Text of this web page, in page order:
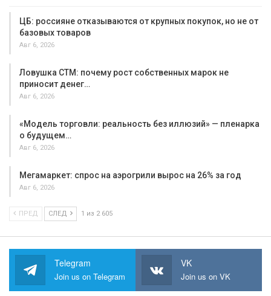
ЦБ: россияне отказываются от крупных покупок, но не от
базовых товаров
Авг 6, 2026
Ловушка СТМ: почему рост собственных марок не
приносит денег…
Авг 6, 2026
«Модель торговли: реальность без иллюзий» — пленарка
о будущем…
Авг 6, 2026
Мегамаркет: спрос на аэрогрили вырос на 26% за год
Авг 6, 2026
ПРЕД СЛЕД 1 из 2 605
Telegram
Join us on Telegram
VK
Join us on VK